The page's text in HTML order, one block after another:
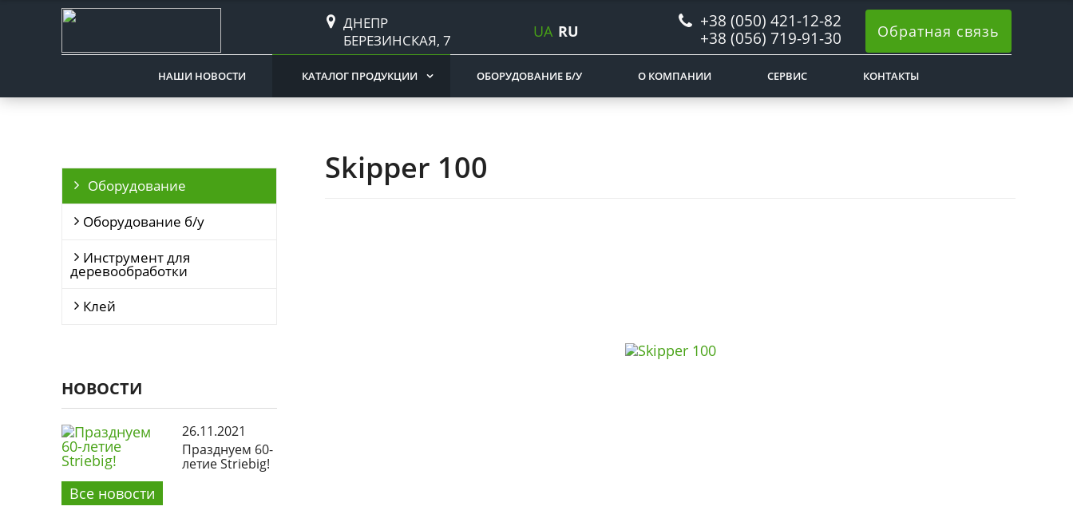
ДНЕПР
БЕРЕЗИНСКАЯ, 7
+38 (050) 421-12-82
+38 (056) 719-91-30
UA RU Обратная связь
НАШИ НОВОСТИ КАТАЛОГ ПРОДУКЦИИ ОБОРУДОВАНИЕ Б/У О КОМПАНИИ СЕРВИС КОНТАКТЫ
Оборудование
Оборудование б/у
Инструмент для
деревообработки
Клей
НОВОСТИ
26.11.2021
Празднуем 60-
летие Striebig!
Все новости
Skipper 100